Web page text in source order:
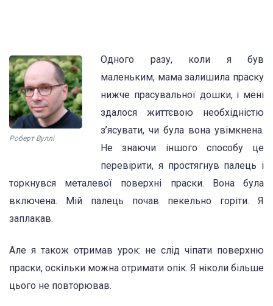
Роберт Вуллі
Одного разу, коли я був
маленьким, мама залишила праску
нижче прасувальної дошки, і мені
здалося життєвою необхідністю
з’ясувати, чи була вона увімкнена.
Не знаючи іншого способу це
перевірити, я простягнув палець і
торкнувся металевої поверхні праски. Вона була
включена. Мій палець почав пекельно горіти. Я
заплакав.
Але я також отримав урок: не слід чіпати поверхню
праски, оскільки можна отримати опік. Я ніколи більше
цього не повторював.